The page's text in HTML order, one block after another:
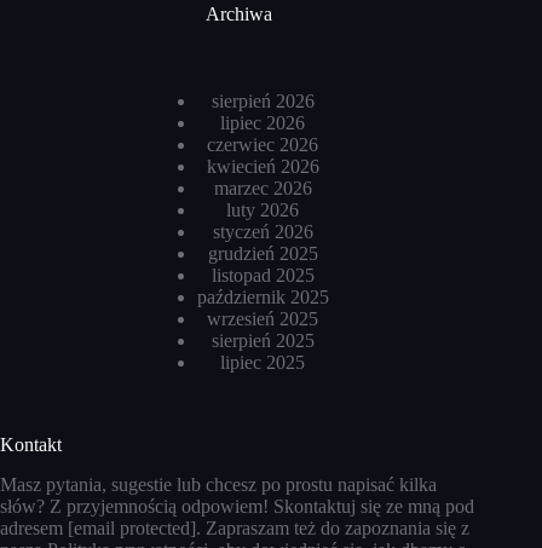
Archiwa
sierpień 2026
lipiec 2026
czerwiec 2026
kwiecień 2026
marzec 2026
luty 2026
styczeń 2026
grudzień 2025
listopad 2025
październik 2025
wrzesień 2025
sierpień 2025
lipiec 2025
Kontakt
Masz pytania, sugestie lub chcesz po prostu napisać kilka
słów? Z przyjemnością odpowiem! Skontaktuj się ze mną pod
adresem [email protected]. Zapraszam też do zapoznania się z